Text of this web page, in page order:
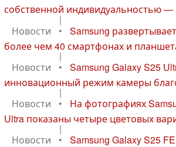
собственной индивидуальностью —
|
Новости
•
Samsung
более чем 40 смартфонах и
|
Новости
•
Samsung Galaxy S25
инновационный режим камеры
|
Новости
•
На фотографиях
Ultra показаны четыре цветовых
|
Новости
•
Samsung Galaxy S25